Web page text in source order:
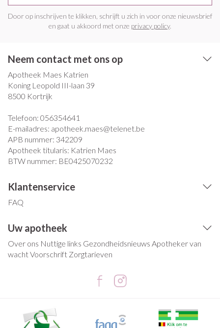
Door op inschrijven te klikken, schrijft u zich in voor onze nieuwsbrief
en gaat u akkoord met onze privacy policy.
Neem contact met ons op
Apotheek Maes Katrien
Koning Leopold III-laan 39
8500 Kortrijk
Telefoon: 056354641
E-mailadres: apotheek.maes@telenet.be
APB nummer: 342209
Apotheek titularis: Katrien Maes
BTW nummer: BE0425070232
Klantenservice
FAQ
Uw apotheek
Over ons Nuttige links Gezondheidsnieuws Apotheker van
wachtVoorschrift Zorgtarieven